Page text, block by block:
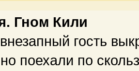
Гном Кили
гость
поехали по